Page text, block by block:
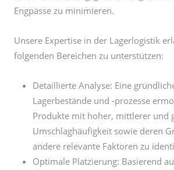
Engpässe zu minimieren.
Unsere Expertise in der Lagerlogistik
folgenden Bereichen zu unterstützen:
Detaillierte Analyse: Eine
Lagerbestände und -prozesse
Produkte mit hoher, mittlerer und
Umschlaghäufigkeit sowie deren
andere relevante Faktoren zu
Optimale Platzierung: Basierend